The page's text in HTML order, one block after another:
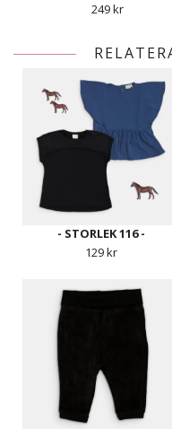
249 kr
- STORLEK 116 -
129 kr